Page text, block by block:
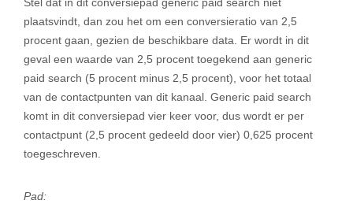
Stel dat in dit conversiepad generic paid search niet
plaatsvindt, dan zou het om een conversieratio van 2,5
procent gaan, gezien de beschikbare data. Er wordt in dit
geval een waarde van 2,5 procent toegekend aan generic
paid search (5 procent minus 2,5 procent), voor het totaal
van de contactpunten van dit kanaal. Generic paid search
komt in dit conversiepad vier keer voor, dus wordt er per
contactpunt (2,5 procent gedeeld door vier) 0,625 procent
toegeschreven.
Pad: